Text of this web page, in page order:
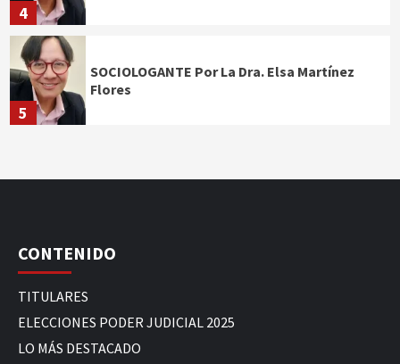
4
5
SOCIOLOGANTE Por La Dra. Elsa Martínez
Flores
CONTENIDO
TITULARES
ELECCIONES PODER JUDICIAL 2025
LO MÁS DESTACADO